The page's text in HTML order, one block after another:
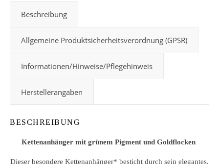
Beschreibung
Allgemeine Produktsicherheitsverordnung (GPSR)
Informationen/Hinweise/Pflegehinweis
Herstellerangaben
BESCHREIBUNG
Kettenanhänger mit grünem Pigment und Goldflocken
Dieser besondere Kettenanhänger* besticht durch sein elegantes,